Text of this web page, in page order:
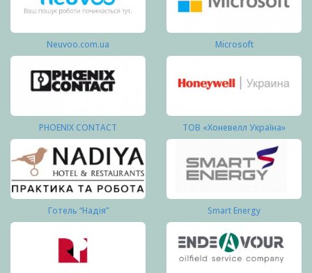
Neuvoo.com.ua Microsoft
PHOENIX CONTACT ТОВ «Хоневелл Україна»
Готель “Надія” Smart Energy